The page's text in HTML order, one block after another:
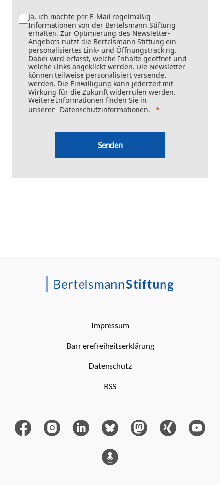
Ja, ich möchte per E-Mail regelmäßig
Informationen von der Bertelsmann Stiftung
erhalten. Zur Optimierung des Newsletter-
Angebots nutzt die Bertelsmann Stiftung ein
personalisiertes Link- und Öffnungstracking.
Dabei wird erfasst, welche Inhalte geöffnet und
welche Links angeklickt werden. Die Newsletter
können teilweise personalisiert versendet
werden. Die Einwilligung kann jederzeit mit
Wirkung für die Zukunft widerrufen werden.
Weitere Informationen finden Sie in
unseren Datenschutzinformationen.
Senden
Impressum
Barrierefreiheitserklärung
Datenschutz
RSS